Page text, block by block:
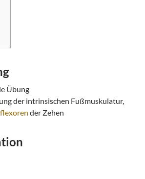
Übung
der intrinsischen Fußmuskulatur,
der Zehen